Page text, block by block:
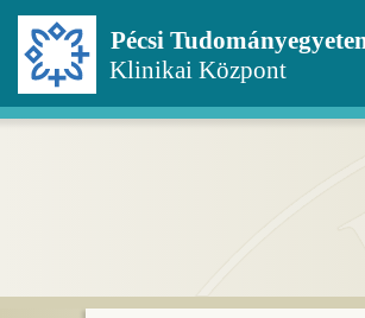
Ugrás
tartalomra